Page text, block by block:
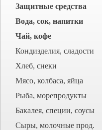
Защитные средства
Вода, сок, напитки
Чай, кофе
Кондизделия, сладости
Хлеб, снеки
Мясо, колбаса, яйца
Рыба, морепродукты
Бакалея, специи, соусы
Сыры, молочные прод.